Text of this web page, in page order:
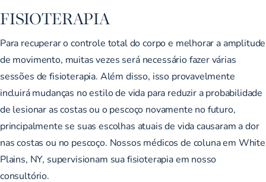
FISIOTERAPIA
Para recuperar o controle total do corpo e melhorar a amplitude
de movimento, muitas vezes será necessário fazer várias
sessões de fisioterapia. Além disso, isso provavelmente
incluirá mudanças no estilo de vida para reduzir a probabilidade
de lesionar as costas ou o pescoço novamente no futuro,
principalmente se suas escolhas atuais de vida causaram a dor
nas costas ou no pescoço. Nossos médicos de coluna em White
Plains, NY, supervisionam sua fisioterapia em nosso
consultório.